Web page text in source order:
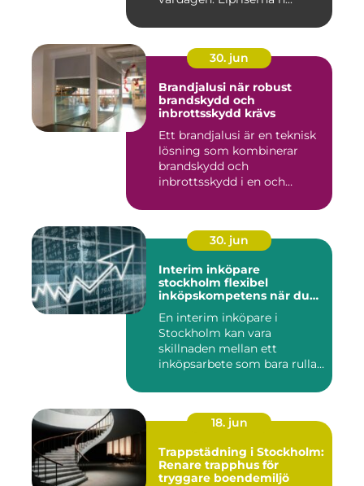
30. jun
Brandjalusi när robust
brandskydd och
inbrottsskydd krävs
Ett brandjalusi är en teknisk
lösning som kombinerar
brandskydd och
inbrottsskydd i en och
30. jun
Interim inköpare
stockholm flexibel
inköpskompetens när du
En interim inköpare i
Stockholm kan vara
skillnaden mellan ett
inköpsarbete som bara rullar
18. jun
Trappstädning i Stockholm:
Renare trapphus för
tryggare boendemiljö